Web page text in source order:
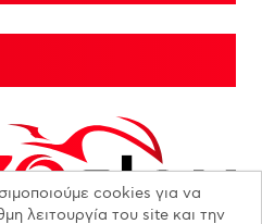
cookies για να
λειτουργία του site και την